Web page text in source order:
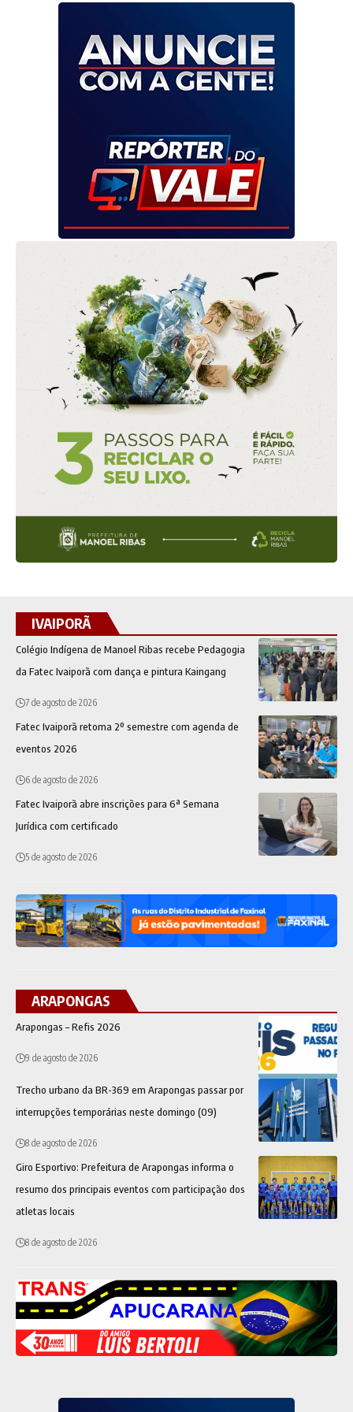
IVAIPORÃ
Colégio Indígena de Manoel Ribas recebe Pedagogia
da Fatec Ivaiporã com dança e pintura Kaingang
7 de agosto de 2026
Fatec Ivaiporã retoma 2º semestre com agenda de
eventos 2026
6 de agosto de 2026
Fatec Ivaiporã abre inscrições para 6ª Semana
Jurídica com certificado
5 de agosto de 2026
ARAPONGAS
Arapongas – Refis 2026
9 de agosto de 2026
Trecho urbano da BR-369 em Arapongas passar por
interrupções temporárias neste domingo (09)
8 de agosto de 2026
Giro Esportivo: Prefeitura de Arapongas informa o
resumo dos principais eventos com participação dos
atletas locais
8 de agosto de 2026